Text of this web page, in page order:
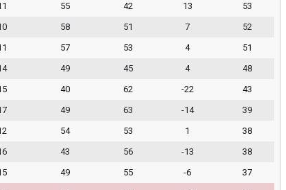
55 42 13
53
58 51 7
52
57 53 4
51
49 45 4
48
40 62 -22
43
49 63 -14
39
54 53 1
38
43 56 -13
38
49 55 -6
37